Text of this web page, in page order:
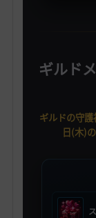
ギルド
ギルドの守
日(木)